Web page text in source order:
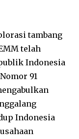
tambang
telah
Indonesia
91
Indonesia